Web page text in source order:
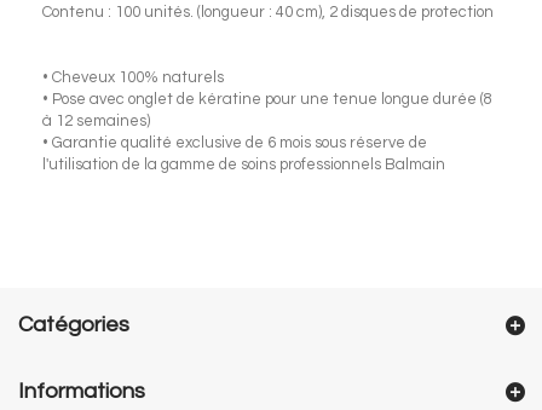
Contenu : 100 unités. (longueur : 40 cm), 2 disques de protection
• Cheveux 100% naturels
• Pose avec onglet de kératine pour une tenue longue durée (8
à 12 semaines)
• Garantie qualité exclusive de 6 mois sous réserve de
l'utilisation de la gamme de soins professionnels Balmain
Catégories
Informations